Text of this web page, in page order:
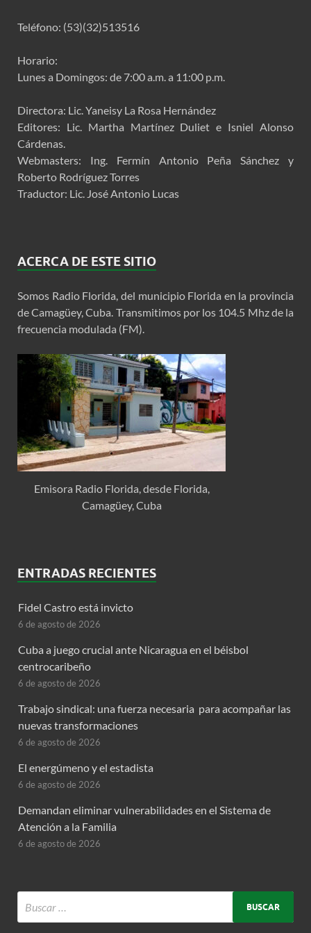
Teléfono: (53)(32)513516
Horario:
Lunes a Domingos: de 7:00 a.m. a 11:00 p.m.
Directora: Lic. Yaneisy La Rosa Hernández
Editores: Lic. Martha Martínez Duliet e Isniel Alonso
Cárdenas.
Webmasters: Ing. Fermín Antonio Peña Sánchez y
Roberto Rodríguez Torres
Traductor: Lic. José Antonio Lucas
ACERCA DE ESTE SITIO
Somos Radio Florida, del municipio Florida en la provincia
de Camagüey, Cuba. Transmitimos por los 104.5 Mhz de la
frecuencia modulada (FM).
Emisora Radio Florida, desde Florida,
Camagüey, Cuba
ENTRADAS RECIENTES
Fidel Castro está invicto
6 de agosto de 2026
Cuba a juego crucial ante Nicaragua en el béisbol
centrocaribeño
6 de agosto de 2026
Trabajo sindical: una fuerza necesaria para acompañar las
nuevas transformaciones
6 de agosto de 2026
El energúmeno y el estadista
6 de agosto de 2026
Demandan eliminar vulnerabilidades en el Sistema de
Atención a la Familia
6 de agosto de 2026